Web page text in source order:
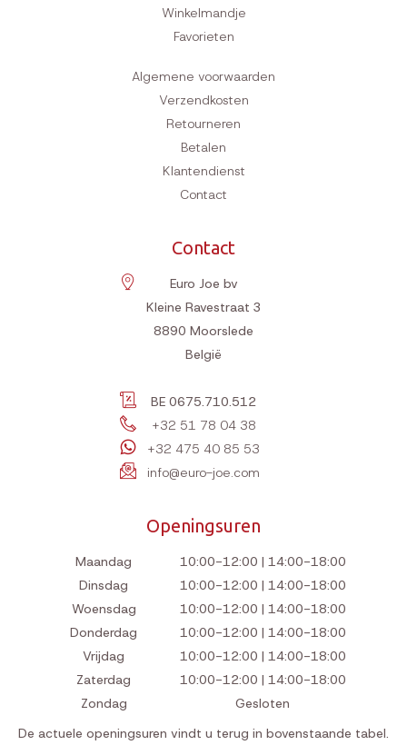
Winkelmandje
Favorieten
Algemene voorwaarden
Verzendkosten
Retourneren
Betalen
Klantendienst
Contact
Contact
Euro Joe bv
Kleine Ravestraat 3
8890 Moorslede
België
BE 0675.710.512
+32 51 78 04 38
+32 475 40 85 53
info@euro-joe.com
Openingsuren
Maandag
10:00-12:00 | 14:00-18:00
Dinsdag
10:00-12:00 | 14:00-18:00
Woensdag
10:00-12:00 | 14:00-18:00
Donderdag
10:00-12:00 | 14:00-18:00
Vrijdag
10:00-12:00 | 14:00-18:00
Zaterdag
10:00-12:00 | 14:00-18:00
Zondag
Gesloten
De actuele openingsuren vindt u terug in bovenstaande tabel.